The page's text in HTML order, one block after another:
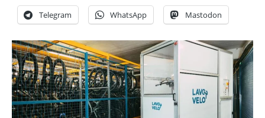
i
c
l
e
Telegram WhatsApp Mastodon